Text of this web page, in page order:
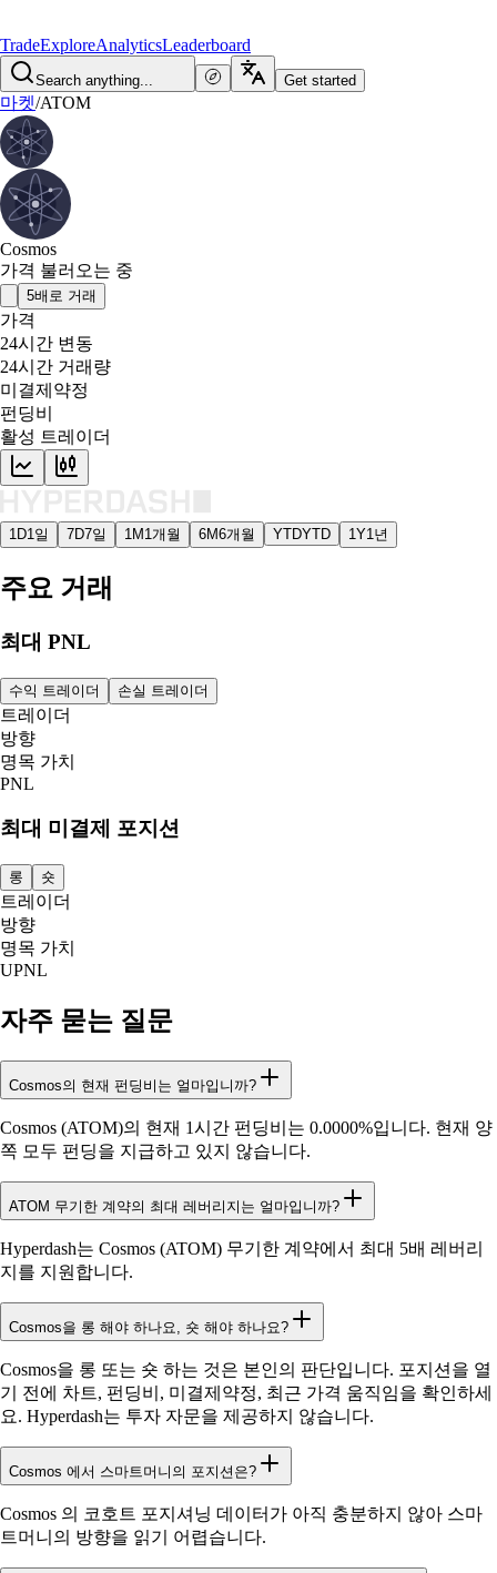
TradeExploreAnalyticsLeaderboard
Search anything... Get started
마켓/ATOM
Cosmos
가격 불러오는 중
5배로 거래
가격
24시간 변동
24시간 거래량
미결제약정
펀딩비
활성 트레이더
1D1일 7D7일 1M 1개월 6M6개월 YTDYTD 1Y1년
주요 거래
최대 PNL
수익 트레이더 손실 트레이더
트레이더
방향
명목 가치
PNL
최대 미결제 포지션
롱 숏
트레이더
방향
명목 가치
UPNL
자주 묻는 질문
Cosmos의 현재 펀딩비는 얼마입니까?
Cosmos (ATOM)의 현재 1시간 펀딩비는 0.0000%입니다. 현재 양
쪽 모두 펀딩을 지급하고 있지 않습니다.
ATOM 무기한 계약의 최대 레버리지는 얼마입니까?
Hyperdash는 Cosmos (ATOM) 무기한 계약에서 최대 5배 레버리
지를 지원합니다.
Cosmos을 롱 해야 하나요, 숏 해야 하나요?
Cosmos을 롱 또는 숏 하는 것은 본인의 판단입니다. 포지션을 열
기 전에 차트, 펀딩비, 미결제약정, 최근 가격 움직임을 확인하세
요. Hyperdash는 투자 자문을 제공하지 않습니다.
Cosmos 에서 스마트머니의 포지션은?
Cosmos 의 코호트 포지셔닝 데이터가 아직 충분하지 않아 스마
트머니의 방향을 읽기 어렵습니다.